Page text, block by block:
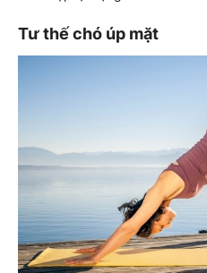
Tư thế chó úp mặt